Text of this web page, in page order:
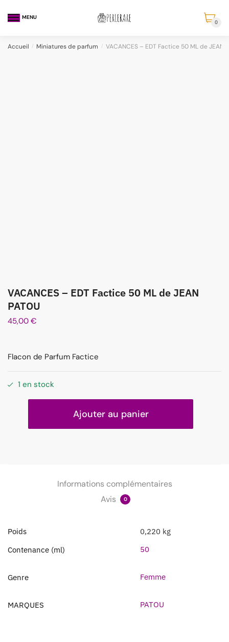
MENU
0
Accueil / Miniatures de parfum / VACANCES – EDT Factice 50 ML de JEAN
VACANCES – EDT Factice 50 ML de JEAN
PATOU
45,00 €
Flacon de Parfum Factice
1 en stock
Ajouter au panier
Informations complémentaires
Avis
0
Poids
0,220 kg
Contenance (ml)
50
Genre Femme
MARQUES PATOU